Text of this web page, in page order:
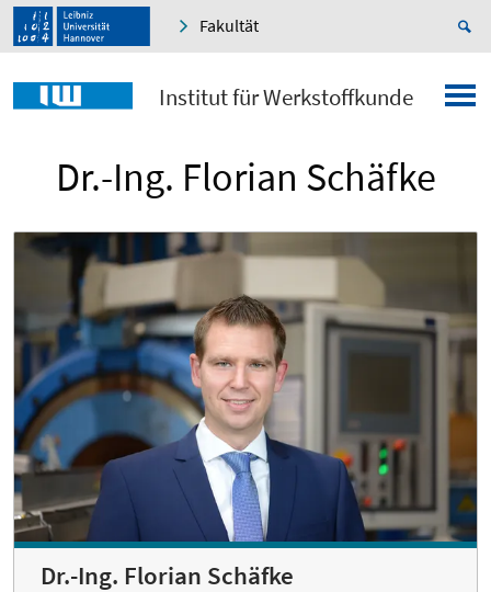
Fakultät
Institut für Werkstoffkunde
Dr.-Ing. Florian Schäfke
Dr.-Ing. Florian Schäfke